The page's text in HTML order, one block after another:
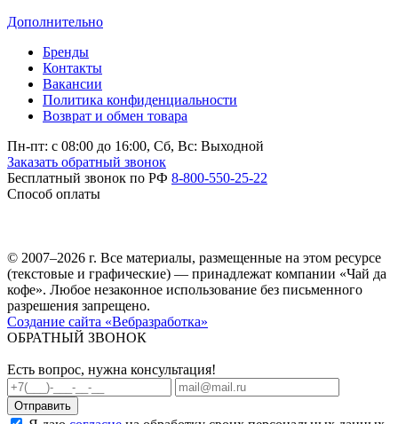
Дополнительно
Бренды
Контакты
Вакансии
Политика конфиденциальности
Возврат и обмен товара
Пн-пт: c 08:00 до 16:00, Сб, Вс: Выходной
Заказать обратный звонок
Бесплатный звонок по РФ 8-800-550-25-22
Способ оплаты
© 2007–2026 г. Все материалы, размещенные на этом ресурсе
(текстовые и графические) — принадлежат компании «Чай да
кофе». Любое незаконное использование без письменного
разрешения запрещено.
Создание сайта «Вебразработка»
ОБРАТНЫЙ ЗВОНОК
Есть вопрос, нужна консультация!